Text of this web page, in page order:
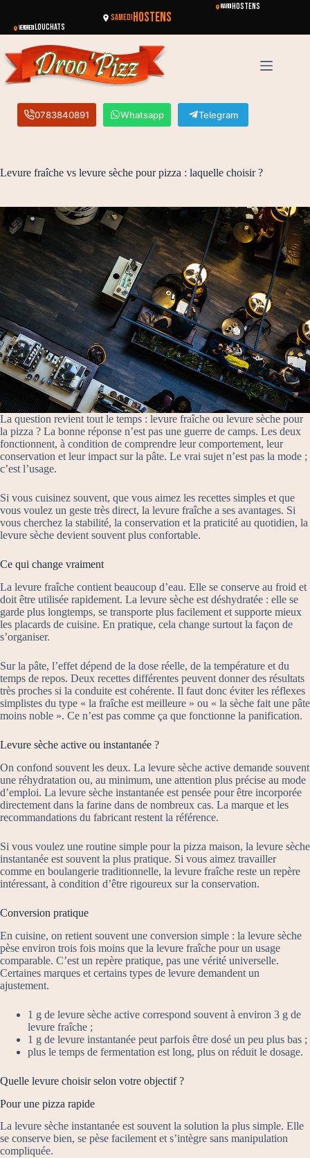
MARDI HOSTENS
VENDREDILOUCHATS
SAMEDIHOSTENS
0783840891 Whatsapp Telegram
Levure fraîche vs levure sèche pour pizza : laquelle choisir ?
La question revient tout le temps : levure fraîche ou levure sèche pour
la pizza ? La bonne réponse n’est pas une guerre de camps. Les deux
fonctionnent, à condition de comprendre leur comportement, leur
conservation et leur impact sur la pâte. Le vrai sujet n’est pas la mode ;
c’est l’usage.
Si vous cuisinez souvent, que vous aimez les recettes simples et que
vous voulez un geste très direct, la levure fraîche a ses avantages. Si
vous cherchez la stabilité, la conservation et la praticité au quotidien, la
levure sèche devient souvent plus confortable.
Ce qui change vraiment
La levure fraîche contient beaucoup d’eau. Elle se conserve au froid et
doit être utilisée rapidement. La levure sèche est déshydratée : elle se
garde plus longtemps, se transporte plus facilement et supporte mieux
les placards de cuisine. En pratique, cela change surtout la façon de
s’organiser.
Sur la pâte, l’effet dépend de la dose réelle, de la température et du
temps de repos. Deux recettes différentes peuvent donner des résultats
très proches si la conduite est cohérente. Il faut donc éviter les réflexes
simplistes du type « la fraîche est meilleure » ou « la sèche fait une pâte
moins noble ». Ce n’est pas comme ça que fonctionne la panification.
Levure sèche active ou instantanée ?
On confond souvent les deux. La levure sèche active demande souvent
une réhydratation ou, au minimum, une attention plus précise au mode
d’emploi. La levure sèche instantanée est pensée pour être incorporée
directement dans la farine dans de nombreux cas. La marque et les
recommandations du fabricant restent la référence.
Si vous voulez une routine simple pour la pizza maison, la levure sèche
instantanée est souvent la plus pratique. Si vous aimez travailler
comme en boulangerie traditionnelle, la levure fraîche reste un repère
intéressant, à condition d’être rigoureux sur la conservation.
Conversion pratique
En cuisine, on retient souvent une conversion simple : la levure sèche
pèse environ trois fois moins que la levure fraîche pour un usage
comparable. C’est un repère pratique, pas une vérité universelle.
Certaines marques et certains types de levure demandent un
ajustement.
1 g de levure sèche active correspond souvent à environ 3 g de
levure fraîche ;
1 g de levure instantanée peut parfois être dosé un peu plus bas ;
plus le temps de fermentation est long, plus on réduit le dosage.
Quelle levure choisir selon votre objectif ?
Pour une pizza rapide
La levure sèche instantanée est souvent la solution la plus simple. Elle
se conserve bien, se pèse facilement et s’intègre sans manipulation
compliquée.